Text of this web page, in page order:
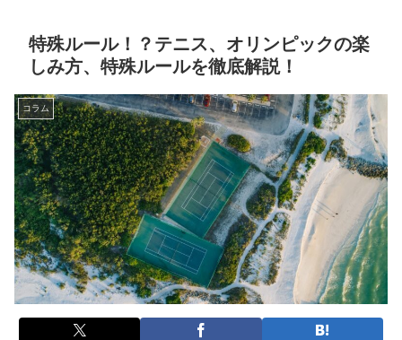
特殊ルール！？テニス、オリンピックの楽
しみ方、特殊ルールを徹底解説！
コラム